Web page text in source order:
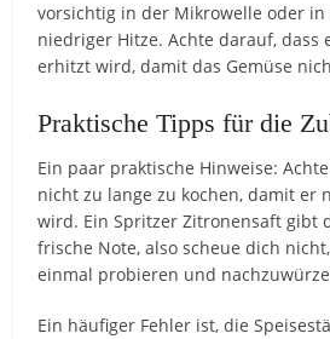
vorsichtig in der Mikrowelle oder in
niedriger Hitze. Achte darauf, dass
erhitzt wird, damit das Gemüse
Praktische Tipps für die
Ein paar praktische Hinweise:
nicht zu lange zu kochen, damit er
wird. Ein Spritzer Zitronensaft gibt
frische Note, also scheue dich
einmal probieren und
Ein häufiger Fehler ist, die